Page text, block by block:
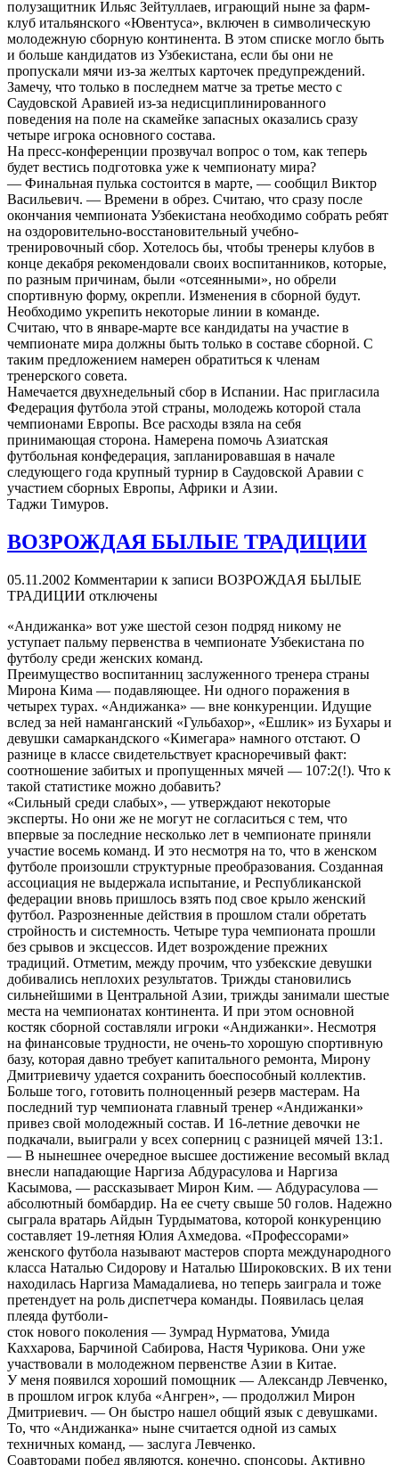
полузащитник Ильяс Зейтуллаев, играющий ныне за фарм-
клуб итальянского «Ювентуса», включен в символическую
молодежную сборную континента. В этом списке могло быть
и больше кандидатов из Узбекистана, если бы они не
пропускали мячи из-за желтых карточек предупреждений.
Замечу, что только в последнем матче за третье место с
Саудовской Аравией из-за недисциплинированного
поведения на поле на скамейке запасных оказались сразу
четыре игрока основного состава.
На пресс-конференции прозвучал вопрос о том, как теперь
будет вестись подготовка уже к чемпионату мира?
— Финальная пулька состоится в марте, — сообщил Виктор
Васильевич. — Времени в обрез. Считаю, что сразу после
окончания чемпионата Узбекистана необходимо собрать ребят
на оздоровительно-восстановительный учебно-
тренировочный сбор. Хотелось бы, чтобы тренеры клубов в
конце декабря рекомендовали своих воспитанников, которые,
по разным причинам, были «отсеянными», но обрели
спортивную форму, окрепли. Изменения в сборной будут.
Необходимо укрепить некоторые линии в команде.
Считаю, что в январе-марте все кандидаты на участие в
чемпионате мира должны быть только в составе сборной. С
таким предложением намерен обратиться к членам
тренерского совета.
Намечается двухнедельный сбор в Испании. Нас пригласила
Федерация футбола этой страны, молодежь которой стала
чемпионами Европы. Все расходы взяла на себя
принимающая сторона. Намерена помочь Азиатская
футбольная конфедерация, запланировавшая в начале
следующего года крупный турнир в Саудовской Аравии с
участием сборных Европы, Африки и Азии.
Таджи Тимуров.
ВОЗРОЖДАЯ БЫЛЫЕ ТРАДИЦИИ
05.11.2002 Комментарии к записи ВОЗРОЖДАЯ БЫЛЫЕ
ТРАДИЦИИ отключены
«Андижанка» вот уже шестой сезон подряд никому не
уступает пальму первенства в чемпионате Узбекистана по
футболу среди женских команд.
Преимущество воспитанниц заслуженного тренера страны
Мирона Кима — подавляющее. Ни одного поражения в
четырех турах. «Андижанка» — вне конкуренции. Идущие
вслед за ней наманганский «Гульбахор», «Ешлик» из Бухары и
девушки самаркандского «Кимегара» намного отстают. О
разнице в классе свидетельствует красноречивый факт:
соотношение забитых и пропущенных мячей — 107:2(!). Что к
такой статистике можно добавить?
«Сильный среди слабых», — утверждают некоторые
эксперты. Но они же не могут не согласиться с тем, что
впервые за последние несколько лет в чемпионате приняли
участие восемь команд. И это несмотря на то, что в женском
футболе произошли структурные преобразования. Созданная
ассоциация не выдержала испытание, и Республиканской
федерации вновь пришлось взять под свое крыло женский
футбол. Разрозненные действия в прошлом стали обретать
стройность и системность. Четыре тура чемпионата прошли
без срывов и эксцессов. Идет возрождение прежних
традиций. Отметим, между прочим, что узбекские девушки
добивались неплохих результатов. Трижды становились
сильнейшими в Центральной Азии, трижды занимали шестые
места на чемпионатах континента. И при этом основной
костяк сборной составляли игроки «Андижанки». Несмотря
на финансовые трудности, не очень-то хорошую спортивную
базу, которая давно требует капитального ремонта, Мирону
Дмитриевичу удается сохранить боеспособный коллектив.
Больше того, готовить полноценный резерв мастерам. На
последний тур чемпионата главный тренер «Андижанки»
привез свой молодежный состав. И 16-летние девочки не
подкачали, выиграли у всех соперниц с разницей мячей 13:1.
— В нынешнее очередное высшее достижение весомый вклад
внесли нападающие Наргиза Абдурасулова и Наргиза
Касымова, — рассказывает Мирон Ким. — Абдурасулова —
абсолютный бомбардир. На ее счету свыше 50 голов. Надежно
сыграла вратарь Айдын Турдыматова, которой конкуренцию
составляет 19-летняя Юлия Ахмедова. «Профессорами»
женского футбола называют мастеров спорта международного
класса Наталью Сидорову и Наталью Широковских. В их тени
находилась Наргиза Мамадалиева, но теперь заиграла и тоже
претендует на роль диспетчера команды. Появилась целая
плеяда футболи-
сток нового поколения — Зумрад Нурматова, Умида
Каххарова, Барчиной Сабирова, Настя Чурикова. Они уже
участвовали в молодежном первенстве Азии в Китае.
У меня появился хороший помощник — Александр Левченко,
в прошлом игрок клуба «Ангрен», — продолжил Мирон
Дмитриевич. — Он быстро нашел общий язык с девушками.
То, что «Андижанка» ныне считается одной из самых
техничных команд, — заслуга Левченко.
Соавторами побед являются, конечно, спонсоры. Активно